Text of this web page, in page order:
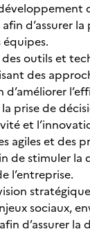
d’assurer
équipes.
outils et
des
d’améliorer
prise de
et
agiles et des
de stimuler la
l’entreprise.
sociaux,
d’assurer la